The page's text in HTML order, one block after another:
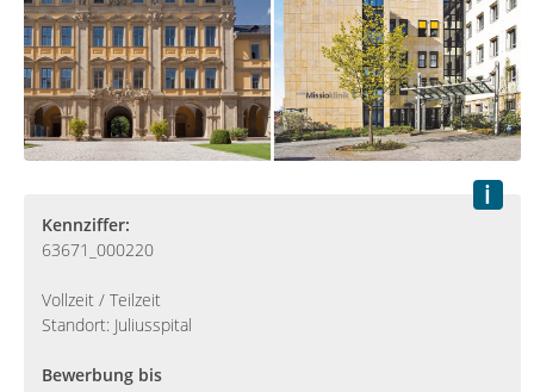
Kennziffer:
63671_000220
Vollzeit / Teilzeit
Standort: Juliusspital
Bewerbung bis